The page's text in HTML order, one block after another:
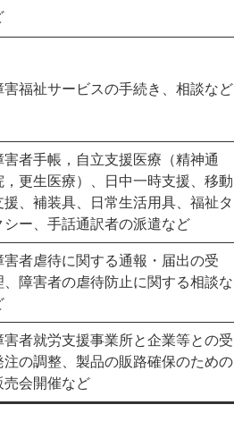
害福祉サービスの手続き、相談など
害者手帳，自立支援医療（精神通
，更生医療）、日中一時支援、移動
援、補装具、日常生活用具、福祉タ
シー、手話通訳者の派遣など
害者虐待に関する通報・届出の受
、障害者の虐待防止に関する相談な
害者就労支援事業所と企業等との受
注の調整、製品の販路確保のための
売会開催など